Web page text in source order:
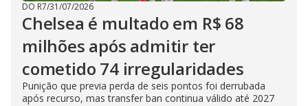
DO R7/31/07/2026
Chelsea é multado em R$ 68
milhões após admitir ter
cometido 74 irregularidades
Punição que previa perda de seis pontos foi derrubada
após recurso, mas transfer ban continua válido até 2027